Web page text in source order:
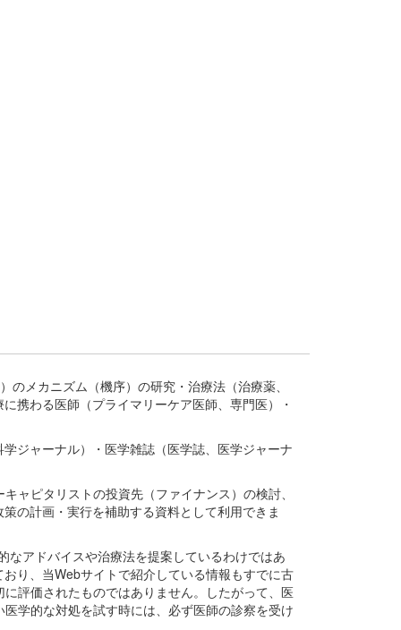
メカニズム（機序）の研究・治療法（治療薬、
携わる医師（プライマリーケア医師、専門医）・
ジャーナル）・医学雑誌（医学誌、医学ジャーナ
ャピタリストの投資先（ファイナンス）の検討、
の計画・実行を補助する資料として利用できま
アドバイスや治療法を提案しているわけではあ
り、当Webサイトで紹介している情報もすでに古
評価されたものではありません。したがって、医
学的な対処を試す時には、必ず医師の診察を受け